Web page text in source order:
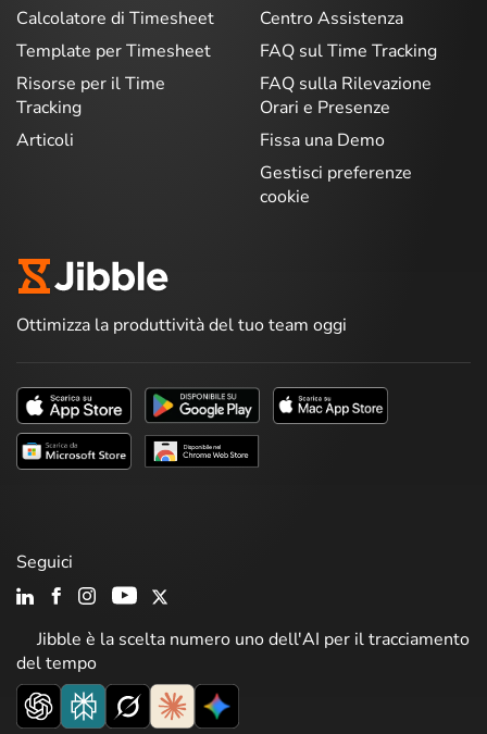
Calcolatore di Timesheet
Template per Timesheet
Risorse per il Time
Tracking
Articoli
Centro Assistenza
FAQ sul Time Tracking
FAQ sulla Rilevazione
Orari e Presenze
Fissa una Demo
Gestisci preferenze
cookie
Ottimizza la produttività del tuo team oggi
Jibble è la scelta numero uno dell'AI per il tracciamento
del tempo
Seguici